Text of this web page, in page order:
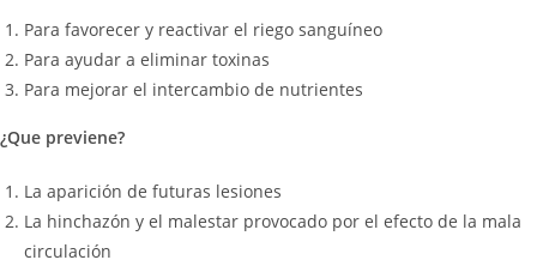
Para favorecer y reactivar el riego sanguíneo
Para ayudar a eliminar toxinas
Para mejorar el intercambio de nutrientes
¿Que previene?
La aparición de futuras lesiones
La hinchazón y el malestar provocado por el efecto de la mala
circulación